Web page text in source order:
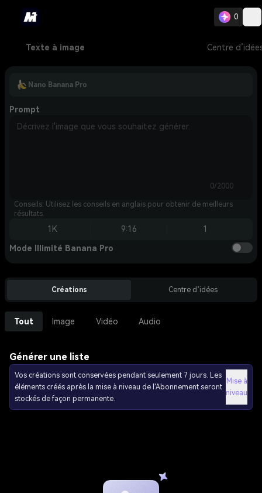
0
Texte à image Centre
Nano Banana Pro
Prompt
0/2000
Conseils: Utilisez les conseils en anglais pour obtenir de meilleurs
résultats.
1K 9:16 1
Mode Illimité Banana Pro
Créations Centre d’idées
Tout Image Vidéo Audio
Générer une liste
Vos créations sont conservées pendant seulement 7 jours. Les
éléments créés après la mise à niveau de l'Abonnement seront
stockés de façon permanente.
Mise à
niveau